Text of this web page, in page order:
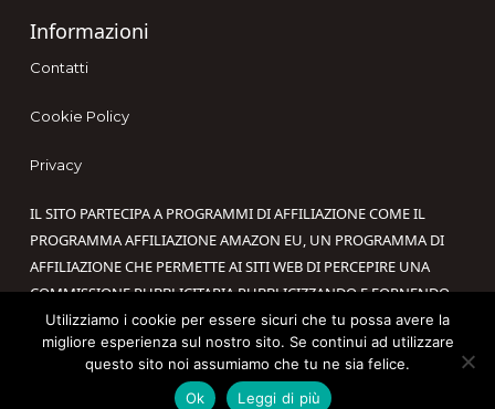
Informazioni
Contatti
Cookie Policy
Privacy
IL SITO PARTECIPA A PROGRAMMI DI AFFILIAZIONE COME IL
PROGRAMMA AFFILIAZIONE AMAZON EU, UN PROGRAMMA DI
AFFILIAZIONE CHE PERMETTE AI SITI WEB DI PERCEPIRE UNA
COMMISSIONE PUBBLICITARIA PUBBLICIZZANDO E FORNENDO
LINK AL SITO AMAZON.IT. IN QUALITÀ DI AFFILIATO AMAZON, IL
PRESENTE SITO RICEVE UN GUADAGNO PER CIASCUN ACQUISTO
IDONEO.
Utilizziamo i cookie per essere sicuri che tu possa avere la
migliore esperienza sul nostro sito. Se continui ad utilizzare
questo sito noi assumiamo che tu ne sia felice.
Ok
Leggi di più